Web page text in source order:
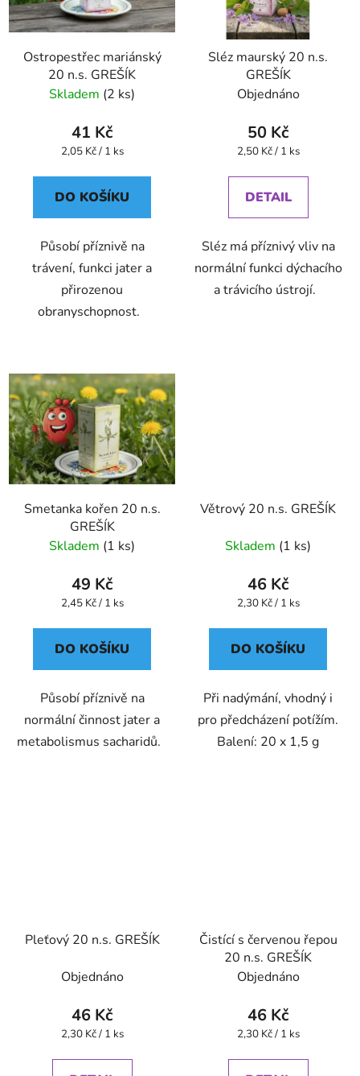
Ostropestřec mariánský
20 n.s. GREŠÍK
Skladem (2 ks)
41 Kč
Měrná
2,05 Kč / 1 ks
DO KOŠÍKU
Působí příznivě na
trávení, funkci jater a
přirozenou
obranyschopnost.
Sléz maurský 20 n.s.
GREŠÍK
Objednáno
50 Kč
Měrná
2,50 Kč / 1 ks
DETAIL
Sléz má příznivý vliv na
normální funkci dýchacího
a trávicího ústrojí.
Smetanka kořen 20 n.s.
GREŠÍK
Skladem (1 ks)
49 Kč
Měrná
2,45 Kč / 1 ks
DO KOŠÍKU
Působí příznivě na
normální činnost jater a
metabolismus sacharidů.
Větrový 20 n.s. GREŠÍK
Skladem (1 ks)
46 Kč
Měrná
2,30 Kč / 1 ks
DO KOŠÍKU
Při nadýmání, vhodný i
pro předcházení potížím.
Balení: 20 x 1,5 g
Pleťový 20 n.s. GREŠÍK
Objednáno
46 Kč
Měrná
2,30 Kč / 1 ks
Čistící s červenou řepou
20 n.s. GREŠÍK
Objednáno
46 Kč
Měrná
2,30 Kč / 1 ks